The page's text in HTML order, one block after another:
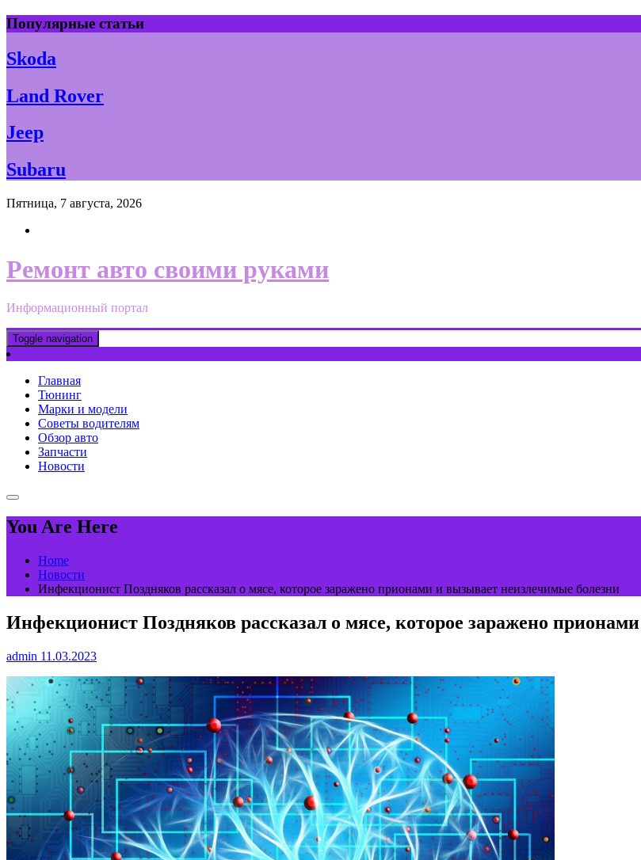
Skip
to
content
Популярные статьи
Skoda
Land Rover
Jeep
Subaru
Пятница, 7 августа, 2026
Ремонт авто своими руками
Информационный портал
Toggle navigation
Главная
Тюнинг
Марки и модели
Советы водителям
Обзор авто
Запчасти
Новости
You Are Here
Home
Новости
Инфекционист Поздняков рассказал о мясе, которое заражено прионами и вызывает неизлечимые болезни
Инфекционист Поздняков рассказал о мясе, которое заражено
admin 11.03.2023